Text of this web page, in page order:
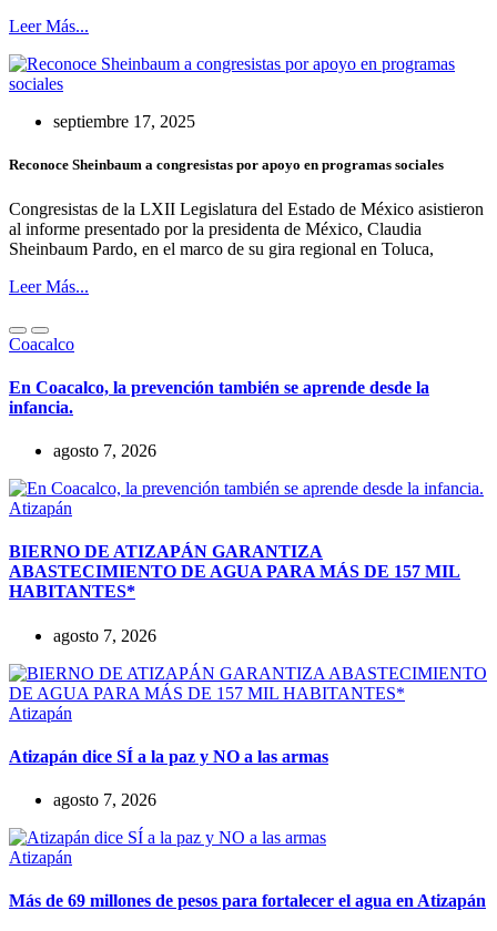
Leer Más...
septiembre 17, 2025
Reconoce Sheinbaum a congresistas por apoyo en programas sociales
Congresistas de la LXII Legislatura del Estado de México asistieron
al informe presentado por la presidenta de México, Claudia
Sheinbaum Pardo, en el marco de su gira regional en Toluca,
Leer Más...
Coacalco
En Coacalco, la prevención también se aprende desde la
infancia.
agosto 7, 2026
Atizapán
BIERNO DE ATIZAPÁN GARANTIZA
ABASTECIMIENTO DE AGUA PARA MÁS DE 157 MIL
HABITANTES*
agosto 7, 2026
Atizapán
Atizapán dice SÍ a la paz y NO a las armas
agosto 7, 2026
Atizapán
Más de 69 millones de pesos para fortalecer el agua en Atizapán